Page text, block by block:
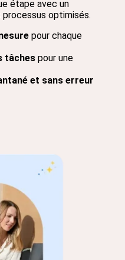
étape avec un
optimisés.
pour chaque
tâches pour une
et sans erreur